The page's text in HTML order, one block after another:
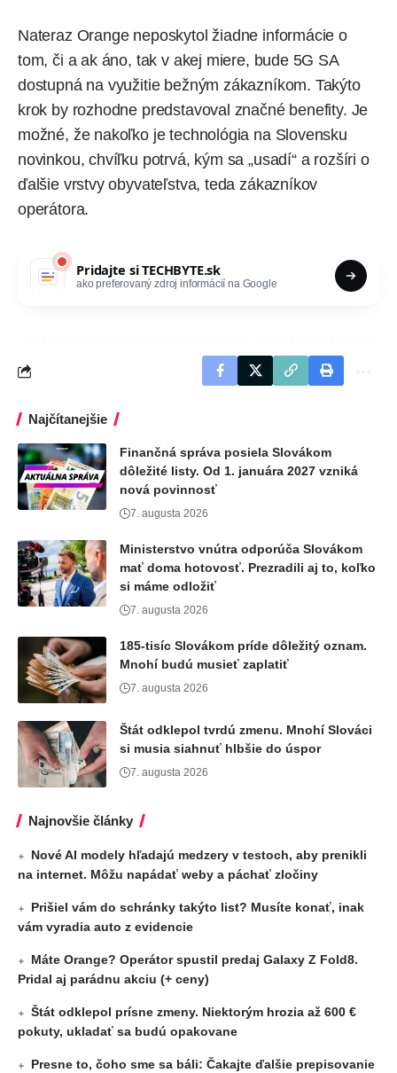
Nateraz Orange neposkytol žiadne informácie o
tom, či a ak áno, tak v akej miere, bude 5G SA
dostupná na využitie bežným zákazníkom. Takýto
krok by rozhodne predstavoval značné benefity. Je
možné, že nakoľko je technológia na Slovensku
novinkou, chvíľku potrvá, kým sa „usadí“ a rozšíri o
ďalšie vrstvy obyvateľstva, teda zákazníkov
operátora.
Pridajte siTECHBYTE.sk
ako preferovaný zdroj informácií na Google
Najčítanejšie
Finančná správa posiela Slovákom
dôležité listy. Od 1. januára 2027 vzniká
nová povinnosť
7. augusta 2026
Ministerstvo vnútra odporúča Slovákom
mať doma hotovosť. Prezradili aj to, koľko
si máme odložiť
7. augusta 2026
185-tisíc Slovákom príde dôležitý oznam.
Mnohí budú musieť zaplatiť
7. augusta 2026
Štát odklepol tvrdú zmenu. Mnohí Slováci
si musia siahnuť hlbšie do úspor
7. augusta 2026
Najnovšie články
Nové AI modely hľadajú medzery v testoch, aby prenikli
na internet. Môžu napádať weby a páchať zločiny
Prišiel vám do schránky takýto list? Musíte konať, inak
vám vyradia auto z evidencie
Máte Orange? Operátor spustil predaj Galaxy Z Fold8.
Pridal aj parádnu akciu (+ ceny)
Štát odklepol prísne zmeny. Niektorým hrozia až 600 €
pokuty, ukladať sa budú opakovane
Presne to, čoho sme sa báli: Čakajte ďalšie prepisovanie